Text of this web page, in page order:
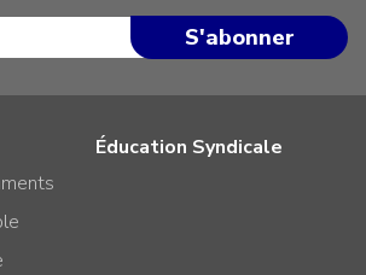
Éducation Syndicale